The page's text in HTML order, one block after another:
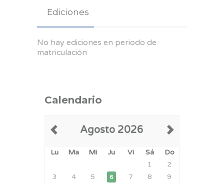
Ediciones
No hay ediciones en periodo de
matriculación
Calendario
Agosto 2026
Lu Ma Mi Ju Vi Sá
Do
1
2
3
4 5 6 7 8
9